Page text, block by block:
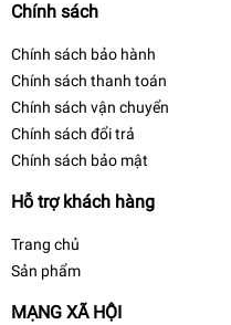
Chính sách
Chính sách bảo hành
Chính sách thanh toán
Chính sách vận chuyển
Chính sách đổi trả
Chính sách bảo mật
Hỗ trợ khách hàng
Trang chủ
Sản phẩm
MẠNG XÃ HỘI